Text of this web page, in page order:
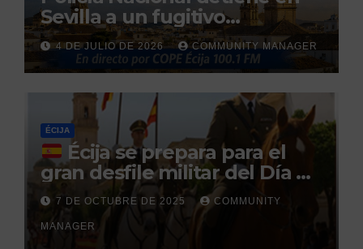
Sevilla a un fugitivo
reclamado por narcotráfico
tras no regresar a prisión
durante un permiso
penitenciario
4 DE JULIO DE 2026 COMMUNITY MANAGER
ÉCIJA
Écija se prepara para el
gran desfile militar del Día de
la Hispanidad organizado por
el Centro Militar de Cría
Caballar
7 DE OCTUBRE DE 2025 COMMUNITY
MANAGER